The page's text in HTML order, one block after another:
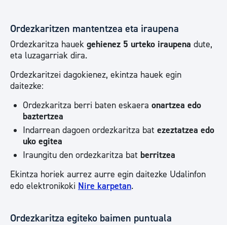
Ordezkaritzen mantentzea eta iraupena
Ordezkaritza hauek gehienez 5 urteko iraupena dute,
eta luzagarriak dira.
Ordezkaritzei dagokienez, ekintza hauek egin
daitezke:
Ordezkaritza berri baten eskaera onartzea edo
baztertzea
Indarrean dagoen ordezkaritza bat ezeztatzea edo
uko egitea
Iraungitu den ordezkaritza bat berritzea
Ekintza horiek aurrez aurre egin daitezke Udalinfon
edo elektronikoki Nire karpetan.
Ordezkaritza egiteko baimen puntuala